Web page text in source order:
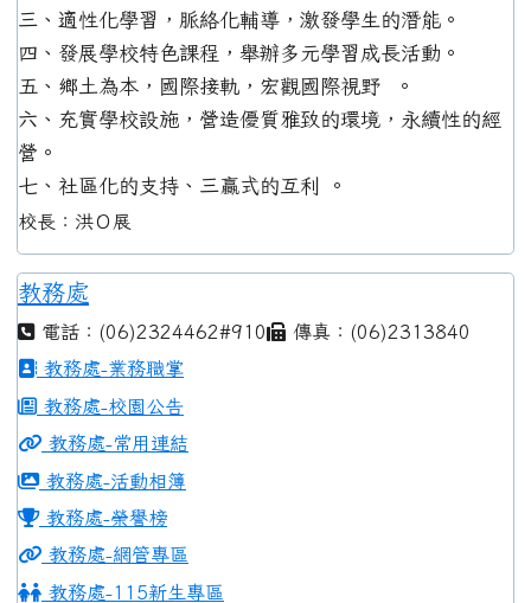
三、適性化學習，脈絡化輔導，激發學生的潛能。
四、發展學校特色課程，舉辦多元學習成長活動。
五、鄉土為本，國際接軌，宏觀國際視野 。
六、充實學校設施，營造優質雅致的環境，永續性的經
營。
七、社區化的支持、三贏式的互利 。
校長：洪Ｏ展
教務處
電話：(06)2324462#910
傳真：(06)2313840
教務處-業務職掌
教務處-校園公告
教務處-常用連結
教務處-活動相簿
教務處-榮譽榜
教務處-網管專區
教務處-115新生專區